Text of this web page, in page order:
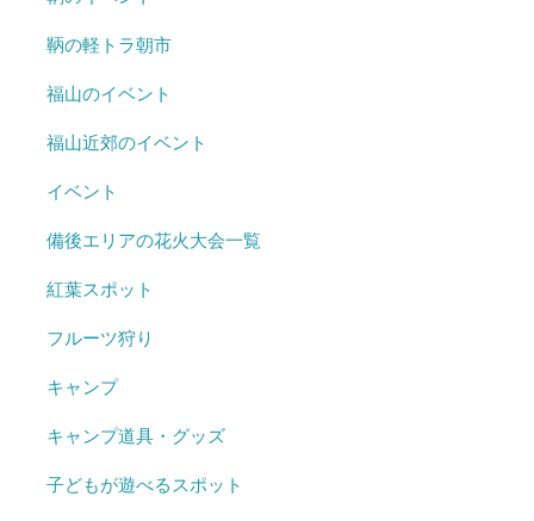
鞆の軽トラ朝市
福山のイベント
福山近郊のイベント
イベント
備後エリアの花火大会一覧
紅葉スポット
フルーツ狩り
キャンプ
キャンプ道具・グッズ
子どもが遊べるスポット